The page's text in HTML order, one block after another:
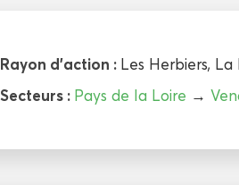
Rayon d'action : Les Herbiers, La
Secteurs : Pays de la Loire →